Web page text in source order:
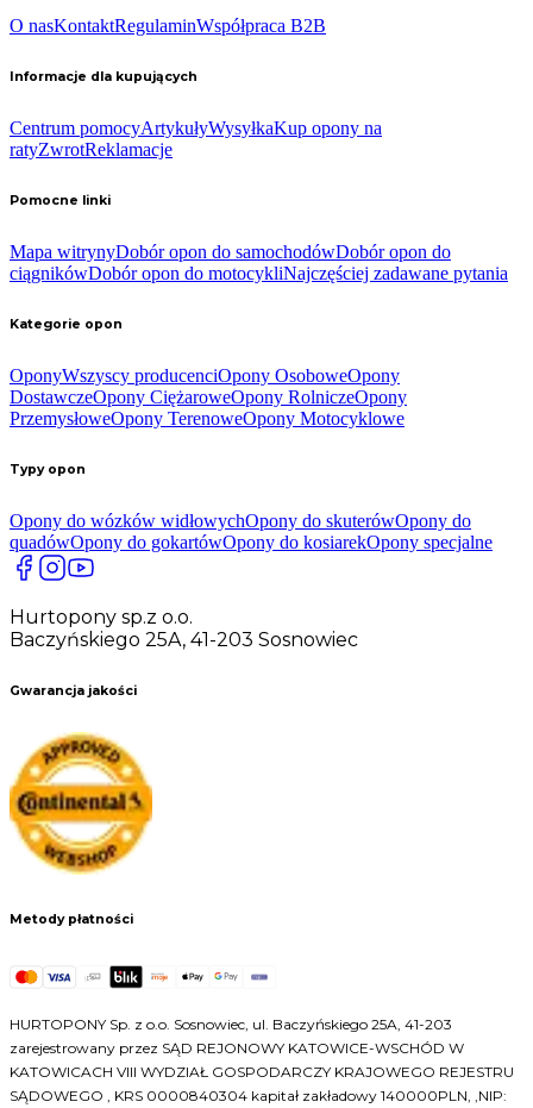
O nasKontaktRegulaminWspółpraca B2B
Informacje dla kupujących
Centrum pomocyArtykułyWysyłkaKup opony na
ratyZwrotReklamacje
Pomocne linki
Mapa witrynyDobór opon do samochodówDobór opon do
ciągnikówDobór opon do motocykliNajczęściej zadawane pytania
Kategorie opon
OponyWszyscy producenciOpony OsoboweOpony
DostawczeOpony CiężaroweOpony RolniczeOpony
PrzemysłoweOpony TerenoweOpony Motocyklowe
Typy opon
Opony do wózków widłowychOpony do skuterówOpony do
quadówOpony do gokartówOpony do kosiarekOpony specjalne
Hurtopony sp.z o.o.
Baczyńskiego 25A, 41-203 Sosnowiec
Gwarancja jakości
Metody płatności
HURTOPONY Sp. z o.o. Sosnowiec, ul. Baczyńskiego 25A, 41-203
zarejestrowany przez SĄD REJONOWY KATOWICE-WSCHÓD W
KATOWICACH VIII WYDZIAŁ GOSPODARCZY KRAJOWEGO REJESTRU
SĄDOWEGO , KRS 0000840304 kapitał zakładowy 140000PLN, ,NIP: